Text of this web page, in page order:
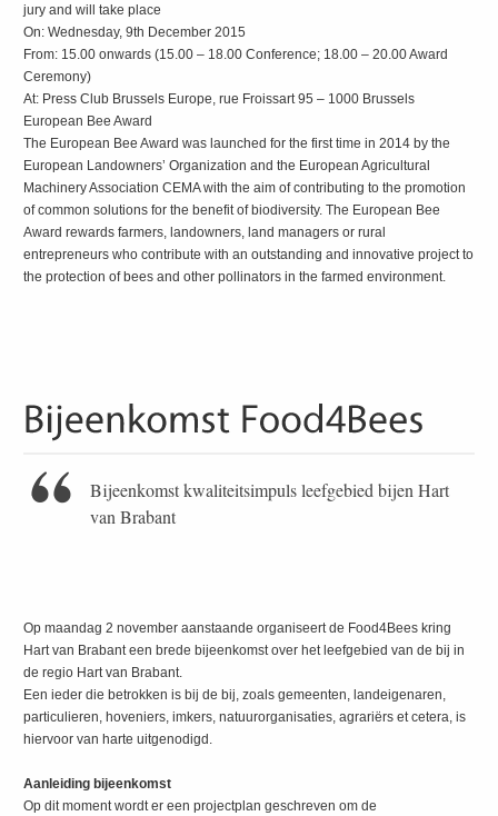
jury and will take place
On: Wednesday, 9th December 2015
From: 15.00 onwards (15.00 – 18.00 Conference; 18.00 – 20.00 Award
Ceremony)
At: Press Club Brussels Europe, rue Froissart 95 – 1000 Brussels
European Bee Award
The European Bee Award was launched for the first time in 2014 by the
European Landowners’ Organization and the European Agricultural
Machinery Association CEMA with the aim of contributing to the promotion
of common solutions for the benefit of biodiversity. The European Bee
Award rewards farmers, landowners, land managers or rural
entrepreneurs who contribute with an outstanding and innovative project to
the protection of bees and other pollinators in the farmed environment.
Bijeenkomst kwaliteitsimpuls leefgebied bijen Hart
van Brabant
Op maandag 2 november aanstaande organiseert de Food4Bees kring
Hart van Brabant een brede bijeenkomst over het leefgebied van de bij in
de regio Hart van Brabant.
Een ieder die betrokken is bij de bij, zoals gemeenten, landeigenaren,
particulieren, hoveniers, imkers, natuurorganisaties, agrariërs et cetera, is
hiervoor van harte uitgenodigd.
Aanleiding bijeenkomst
Op dit moment wordt er een projectplan geschreven om de